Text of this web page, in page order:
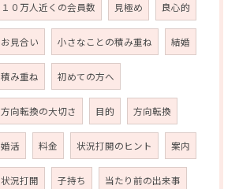
１０万人近くの会員数 見極め 良心的
お見合い 小さなことの積み重ね 結婚
積み重ね 初めての方へ
方向転換の大切さ 目的 方向転換
婚活 料金 状況打開のヒント 案内
状況打開 子持ち 当たり前の出来事